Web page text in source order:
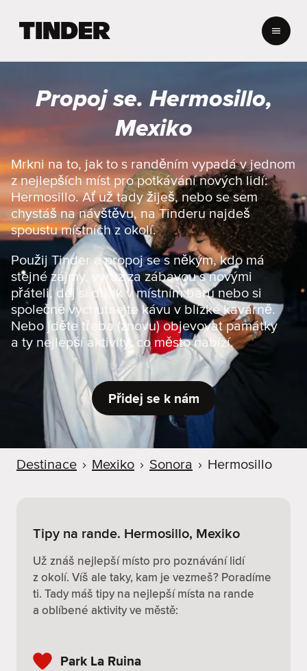
s
á
t
r
á
n
k
a
T
i
n
d
e
u
Propoj se. Hermosillo,
Mexiko
Mrkni na to, jak to s randěním vypadá v jednom
z nejlepších míst pro potkávání nových lidí:
Hermosillo. Ať už tady žiješ, nebo se sem
chystáš na návštěvu, na Tinderu najdeš
spoustu místních z okolí.
Použij Tinder a propoj se s někým, kdo má
stejné zájmy, vyraz za zábavou s novými
přáteli, dej si drink v místním baru nebo si
společně vychutnejte kávu v blízké kavárně.
Nebo jděte třeba (znovu) objevovat památky
a ty nejlepší aktivity, co město nabízí.
Přidej se k nám
Destinace › Mexiko › Sonora › Hermosillo
Tipy na rande. Hermosillo, Mexiko
Už znáš nejlepší místo pro poznávání lidí
z okolí. Víš ale taky, kam je vezmeš? Poradíme
ti. Tady máš tipy na nejlepší místa na rande
a oblíbené aktivity ve městě:
Park La Ruina